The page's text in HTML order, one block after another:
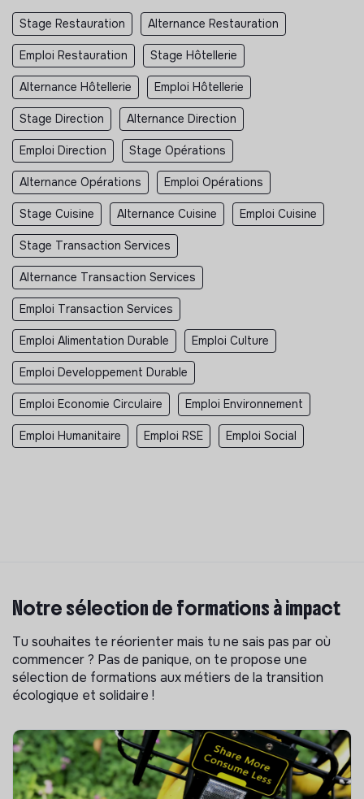
Stage Restauration Alternance Restauration
Emploi Restauration Stage Hôtellerie
Alternance Hôtellerie Emploi Hôtellerie
Stage Direction Alternance Direction
Emploi Direction Stage Opérations
Alternance Opérations Emploi Opérations
Stage Cuisine Alternance Cuisine Emploi Cuisine
Stage Transaction Services
Alternance Transaction Services
Emploi Transaction Services
Emploi Alimentation Durable Emploi Culture
Emploi Developpement Durable
Emploi Economie Circulaire Emploi Environnement
Emploi Humanitaire Emploi RSE Emploi Social
Notre sélection de formations à impact
Tu souhaites te réorienter mais tu ne sais pas par où
commencer ? Pas de panique, on te propose une
sélection de formations aux métiers de la transition
écologique et solidaire !